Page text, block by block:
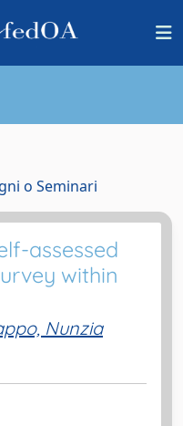
o Seminari
assessed
within
Nunzia